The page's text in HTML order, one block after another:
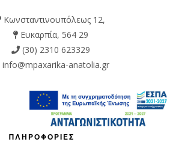
Κωνσταντινουπόλεως 12,
Ευκαρπία, 564 29
(30) 2310 623329
info@mpaxarika-anatolia.gr
ΠΛΗΡΟΦΟΡΙΕΣ